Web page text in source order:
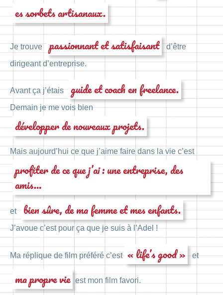
es sorbets artisanaux.
Je trouve passionnant et satisfaisant d’être
dirigeant d’entreprise.
Avant ça j’étais guide et coach en freelance.
Demain je me vois bien
développer de nouveaux projets.
Mais aujourd’hui ce que j’aime faire dans la vie c’est
profiter de ce que j’ai : une entreprise, des
amis…
et bien sûre, de ma femme et mes enfants.
J’avoue c’est pour ça que je suis à l’Adel !
Ma réplique de film préféré c’est « life’s good » et
ma propre vie est mon film favori.